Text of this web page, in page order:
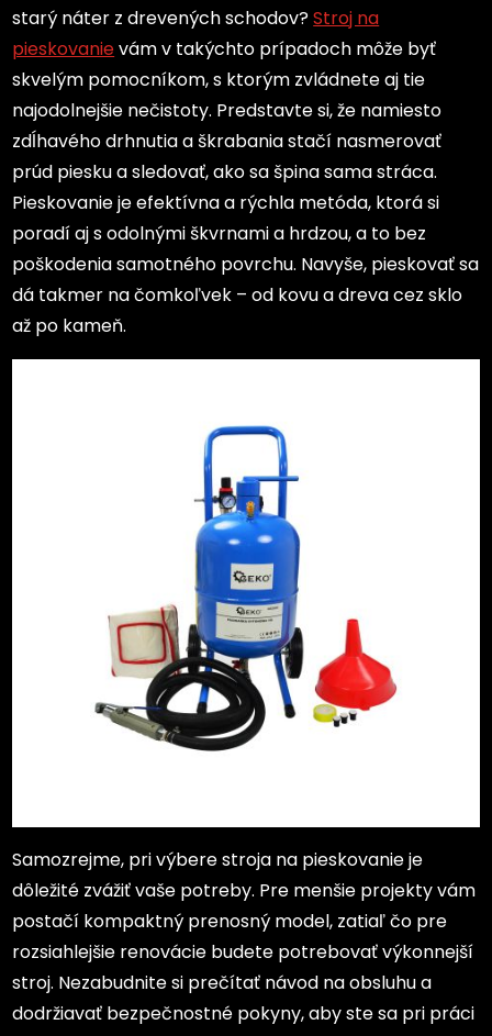
starý náter z drevených schodov?Stroj na
pieskovanievám v takýchto prípadoch môže byť
skvelým pomocníkom, s ktorým zvládnete aj tie
najodolnejšie nečistoty. Predstavte si, že namiesto
zdĺhavého drhnutia a škrabania stačí nasmerovať
prúd piesku a sledovať, ako sa špina sama stráca.
Pieskovanie je efektívna a rýchla metóda, ktorá si
poradí aj s odolnými škvrnami a hrdzou, a to bez
poškodenia samotného povrchu. Navyše, pieskovať sa
dá takmer na čomkoľvek – od kovu a dreva cez sklo
až po kameň.
Samozrejme, pri výbere stroja na pieskovanie je
dôležité zvážiť vaše potreby. Pre menšie projekty vám
postačí kompaktný prenosný model, zatiaľ čo pre
rozsiahlejšie renovácie budete potrebovať výkonnejší
stroj. Nezabudnite si prečítať návod na obsluhu a
dodržiavať bezpečnostné pokyny, aby ste sa pri práci